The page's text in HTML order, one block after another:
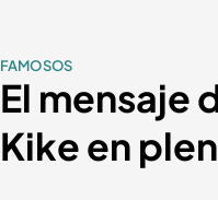
FAMOSOS
El mensaje
Kike en